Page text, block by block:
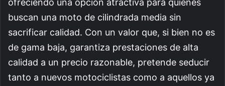
ofreciendo una opción atractiva para quienes
buscan una moto de cilindrada media sin
sacrificar calidad. Con un valor que, si bien no es
de gama baja, garantiza prestaciones de alta
calidad a un precio razonable, pretende seducir
tanto a nuevos motociclistas como a aquellos ya